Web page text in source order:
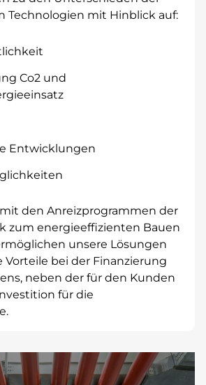
Technologien mit Hinblick auf:
Co2 und
Entwicklungen
den Anreizprogrammen der
zum energieeffizienten Bauen
unsere Lösungen
Vorteile bei der Finanzierung
neben der für den Kunden
für die